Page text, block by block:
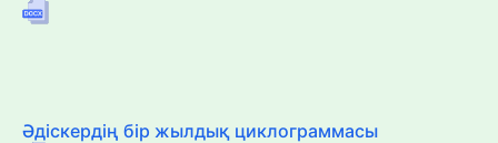
Әдіскердің бір жылдық циклограммасы